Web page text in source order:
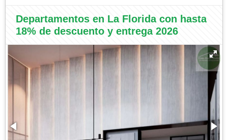
Departamentos en La Florida con hasta
18% de descuento y entrega 2026